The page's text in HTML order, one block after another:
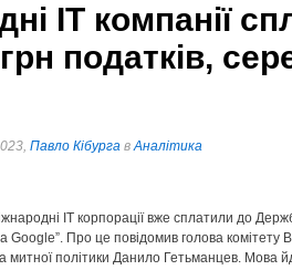
IT компанії
податків,
Павло Кібурга вАналітика
IT корпорації вже сплатили до
Google”. Про це повідомив голова комітету
митної політики Данило Гетьманцев. Мова